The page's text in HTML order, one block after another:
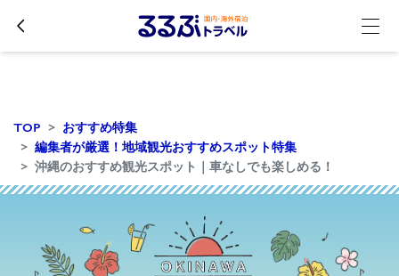
TOP
おすすめ特集
編集者が厳選！地域観光おすすめスポット特集
沖縄のおすすめ観光スポット｜車なしでも楽しめる！